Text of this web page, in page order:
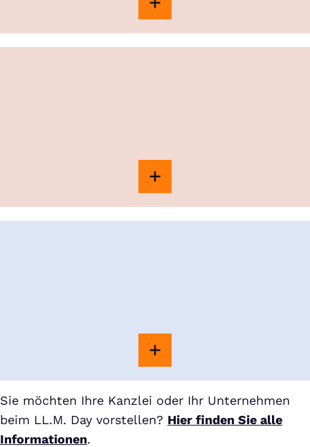
Sie möchten Ihre Kanzlei oder Ihr Unternehmen
beim LL.M. Day vorstellen? Hier finden Sie alle
Informationen.